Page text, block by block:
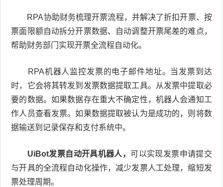
RPA协助财务梳理开票流程，并解决了折扣开票、按
票面限额自动拆分开票数据、自动调整开票尾差的难点，
帮助财务部门实现开票全流程自动化。
RPA机器人监控发票的电子邮件地址。当发票到达
时，它会将其转发到发票数据提取工具。从发票中提取必
要的数据。如果数据存在重大不确定性，机器人会通知工
作人员查看发票。如果数据提取被认为是成功的，则将数
据输送到记录保存和支付系统中。
UiBot发票自动开具机器人， 可以实现发票申请提交
与开具的全流程自动化操作，减少发票人工处理，缩短发
票处理周期。